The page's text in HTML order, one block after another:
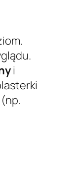
i
(np.